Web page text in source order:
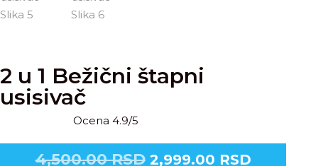
2 u 1 Bežični štapni
usisivač
Ocena 4.9/5
4,500.00RSD 2,999.00 RSD